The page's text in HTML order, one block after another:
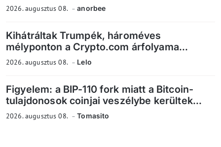
2026. augusztus 08. anorbee
Kihátráltak Trumpék, hároméves
mélyponton a Crypto.com árfolyama...
2026. augusztus 08. Lelo
Figyelem: a BIP-110 fork miatt a Bitcoin-
tulajdonosok coinjai veszélybe kerültek...
2026. augusztus 08. Tomasito